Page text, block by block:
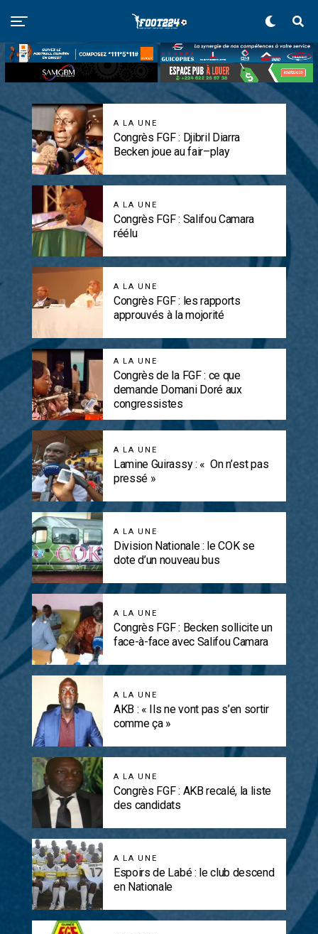
A LA UNE
Congrès FGF : Djibril Diarra
Becken joue au fair–play
A LA UNE
Congrès FGF : Salifou Camara
réélu
A LA UNE
Congrès FGF : les rapports
approuvés à la mojorité
A LA UNE
Congrès de la FGF : ce que
demande Domani Doré aux
congressistes
A LA UNE
Lamine Guirassy : « On n’est pas
pressé »
A LA UNE
Division Nationale : le COK se
dote d’un nouveau bus
A LA UNE
Congrès FGF : Becken sollicite un
face-à-face avec Salifou Camara
A LA UNE
AKB : « Ils ne vont pas s’en sortir
comme ça »
A LA UNE
Congrès FGF : AKB recalé, la liste
des candidats
A LA UNE
Espoirs de Labé : le club descend
en Nationale